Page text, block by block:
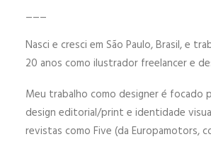
___
Nasci e cresci em São Paulo, Brasil, e
20 anos como ilustrador freelancer e
Meu trabalho como designer é focado
design editorial/print e identidade
revistas como Five (da Europamotors,